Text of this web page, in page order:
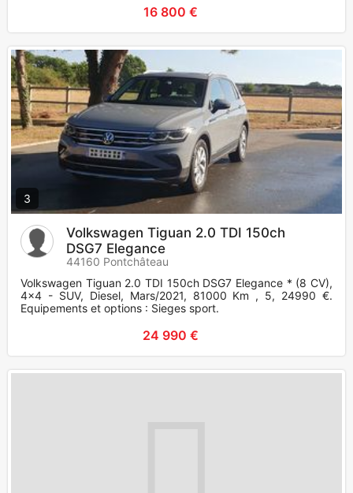
16 800 €
3
Volkswagen Tiguan 2.0 TDI 150ch
DSG7 Elegance
44160 Pontchâteau
Volkswagen Tiguan 2.0 TDI 150ch DSG7 Elegance * (8 CV),
4x4 - SUV, Diesel, Mars/2021, 81000 Km , 5, 24990 €.
Equipements et options : Sieges sport.
24 990 €